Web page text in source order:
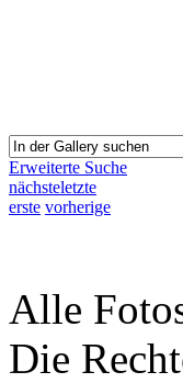
Erweiterte Suche
nächsteletzte
erste vorherige
Alle
Die